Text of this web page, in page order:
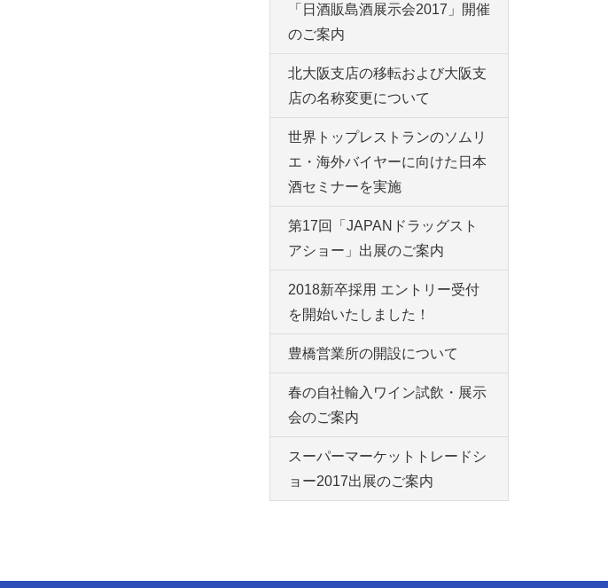
「日酒販島酒展示会2017」開催
のご案内
北大阪支店の移転および大阪支
店の名称変更について
世界トップレストランのソムリ
エ・海外バイヤーに向けた日本
酒セミナーを実施
第17回「JAPANドラッグスト
アショー」出展のご案内
2018新卒採用 エントリー受付
を開始いたしました！
豊橋営業所の開設について
春の自社輸入ワイン試飲・展示
会のご案内
スーパーマーケットトレードシ
ョー2017出展のご案内